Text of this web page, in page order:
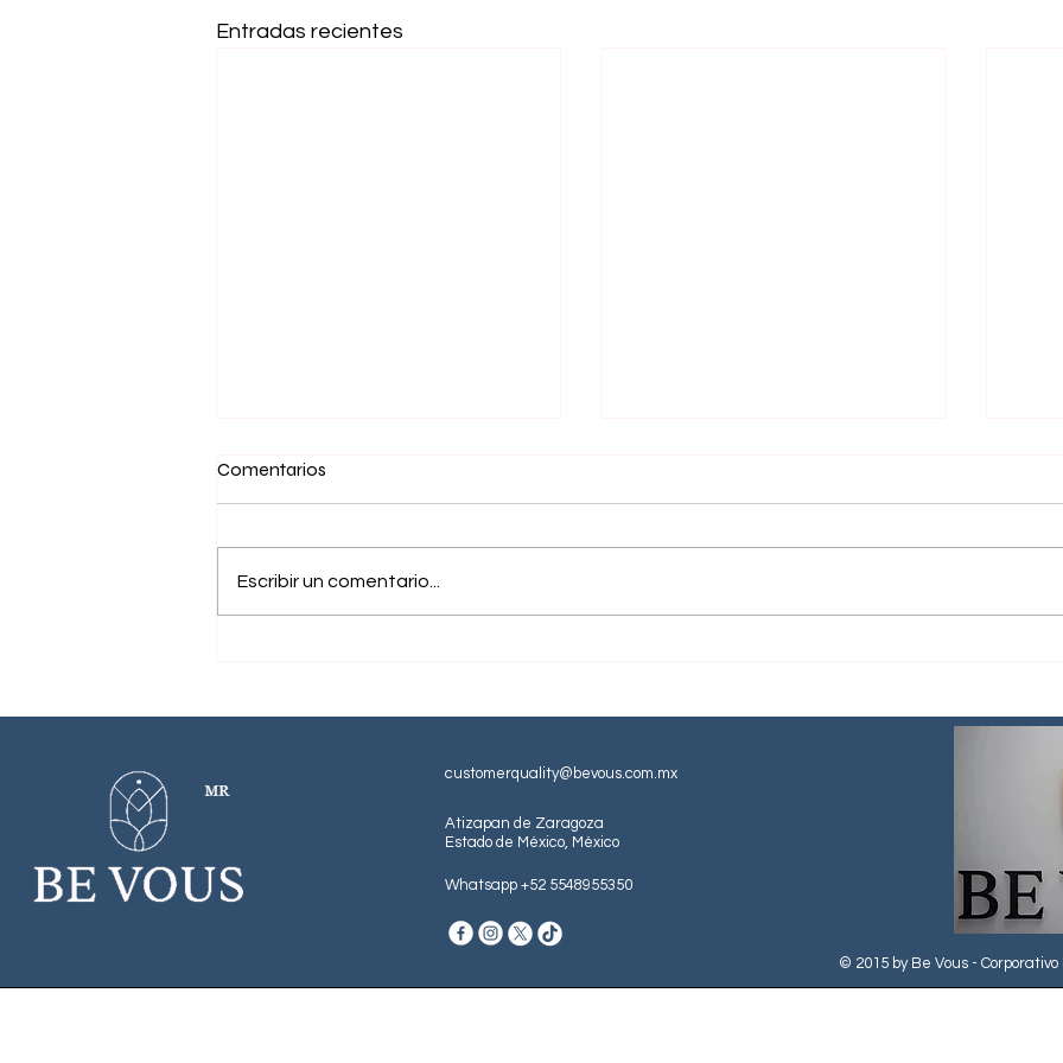
Entradas recientes
Tratamiento Capilar Anticaida
Kits completo para el
saludable tu cabello. • Promueve
el crecimiento y la
Comentarios
Escribir un comentario...
customerquality@bevous.com.mx
Atizapan de Zaragoza
Estado de México, México
Whatsapp +52 5548955350
© 2015 by Be Vous -